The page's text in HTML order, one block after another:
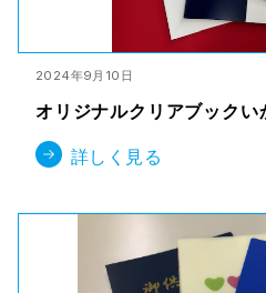
2024年9月10日
オリジナルクリアブックい
詳しく見る